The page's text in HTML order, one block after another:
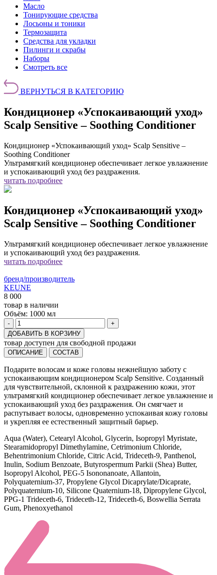
Масло
Тонирующие средства
Лосьоны и тоники
Термозащита
Средства для укладки
Пилинги и скрабы
Наборы
Смотреть все
ВЕРНУТЬСЯ В КАТЕГОРИЮ
Кондиционер «Успокаивающий уход»
Scalp Sensitive – Soothing Conditioner
Кондиционер «Успокаивающий уход» Scalp Sensitive –
Soothing Conditioner
Ультрамягкий кондиционер обеспечивает легкое увлажнение
и успокаивающий уход без раздражения.
читать подробнее
Кондиционер «Успокаивающий уход»
Scalp Sensitive – Soothing Conditioner
Ультрамягкий кондиционер обеспечивает легкое увлажнение
и успокаивающий уход без раздражения.
читать подробнее
бренд/производитель
KEUNE
8 000
товар в наличии
Объём: 1000 мл
-
+
ДОБАВИТЬ В КОРЗИНУ
товар доступен для свободной продажи
ОПИСАНИЕ СОСТАВ
Подарите волосам и коже головы нежнейшую заботу с
успокаивающим кондиционером Scalp Sensitive. Созданный
для чувствительной, склонной к раздражению кожи, этот
ультрамягкий кондиционер обеспечивает легкое увлажнение и
успокаивающий уход без раздражения. Он смягчает и
распутывает волосы, одновременно успокаивая кожу головы
и укрепляя ее естественный защитный барьер.
Aqua (Water), Cetearyl Alcohol, Glycerin, Isopropyl Myristate,
Stearamidopropyl Dimethylamine, Cetrimonium Chloride,
Behentrimonium Chloride, Citric Acid, Trideceth-9, Panthenol,
Inulin, Sodium Benzoate, Butyrospermum Parkii (Shea) Butter,
Isopropyl Alcohol, PEG-5 Isononanoate, Allantoin,
Polyquaternium-37, Propylene Glycol Dicaprylate/Dicaprate,
Polyquaternium-10, Silicone Quaternium-18, Dipropylene Glycol,
PPG-1 Trideceth-6, Trideceth-12, Trideceth-6, Boswellia Serrata
Gum, Phenoxyethanol